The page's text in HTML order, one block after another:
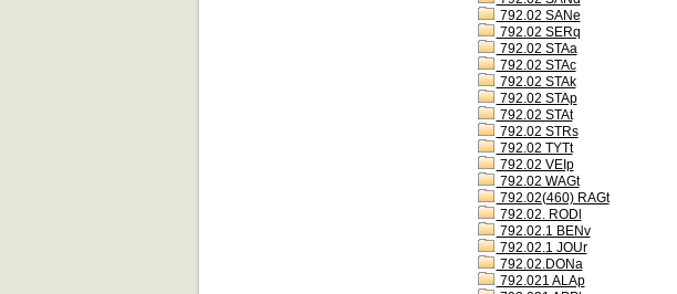
792.02 SANe
792.02 SERq
792.02 STAa
792.02 STAc
792.02 STAk
792.02 STAp
792.02 STAt
792.02 STRs
792.02 TYTt
792.02 VEIp
792.02 WAGt
792.02(460) RAGt
792.02. RODl
792.02.1 BENv
792.02.1 JOUr
792.02.DONa
792.021 ALAp